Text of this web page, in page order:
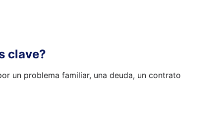
un problema familiar, una deuda, un contrato
clave?